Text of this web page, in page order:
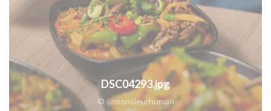
DSC04293.jpg
© @monsieurhuman